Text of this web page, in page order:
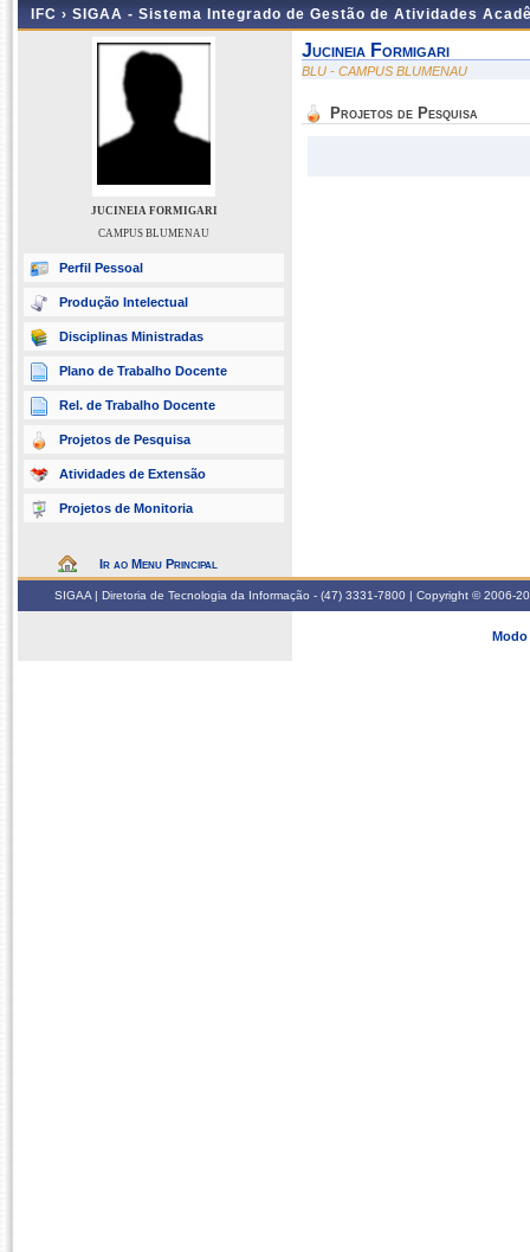
IFC › SIGAA - Sistema Integrado de Gestão de Atividades
JUCINEIA FORMIGARI
CAMPUS BLUMENAU
Perfil Pessoal
Produção Intelectual
Disciplinas Ministradas
Plano de Trabalho Docente
Rel. de Trabalho Docente
Projetos de Pesquisa
Atividades de Extensão
Projetos de Monitoria
Ir ao Menu Principal
Jucineia Formigari
BLU - CAMPUS BLUMENAU
Projetos de Pesquisa
SIGAA | Diretoria de Tecnologia da Informação - (47) 3331-7800 | Copyright © 2006-
Modo